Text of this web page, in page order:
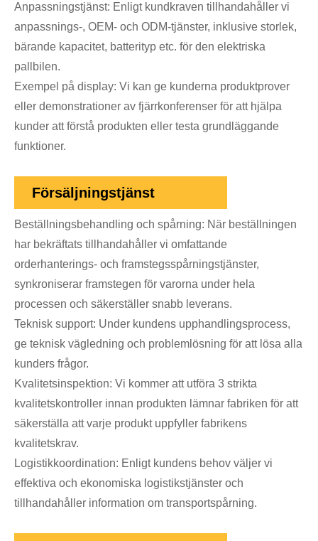
Anpassningstjänst: Enligt kundkraven tillhandahåller vi
anpassnings-, OEM- och ODM-tjänster, inklusive storlek,
bärande kapacitet, batterityp etc. för den elektriska
pallbilen.
Exempel på display: Vi kan ge kunderna produktprover
eller demonstrationer av fjärrkonferenser för att hjälpa
kunder att förstå produkten eller testa grundläggande
funktioner.
Försäljningstjänst
Beställningsbehandling och spårning: När beställningen
har bekräftats tillhandahåller vi omfattande
orderhanterings- och framstegsspårningstjänster,
synkroniserar framstegen för varorna under hela
processen och säkerställer snabb leverans.
Teknisk support: Under kundens upphandlingsprocess,
ge teknisk vägledning och problemlösning för att lösa alla
kunders frågor.
Kvalitetsinspektion: Vi kommer att utföra 3 strikta
kvalitetskontroller innan produkten lämnar fabriken för att
säkerställa att varje produkt uppfyller fabrikens
kvalitetskrav.
Logistikkoordination: Enligt kundens behov väljer vi
effektiva och ekonomiska logistikstjänster och
tillhandahåller information om transportspårning.